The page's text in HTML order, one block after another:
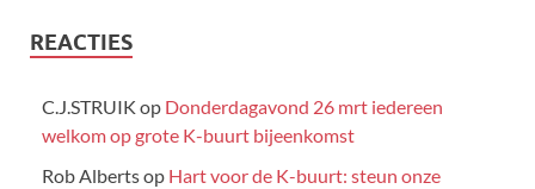
REACTIES
C.J.STRUIK op Donderdagavond 26 mrt iedereen
welkom op grote K-buurt bijeenkomst
Rob Albertsop Hart voor de K-buurt: steun onze